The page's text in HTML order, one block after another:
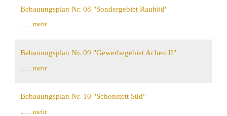
Bebauungsplan Nr. 08 "Sondergebiet Rauhöd"
... …mehr
Bebauungsplan Nr. 09 "Gewerbegebiet Achen II"
…mehr
Bebauungsplan Nr. 10 "Schonstett Süd"
... …mehr